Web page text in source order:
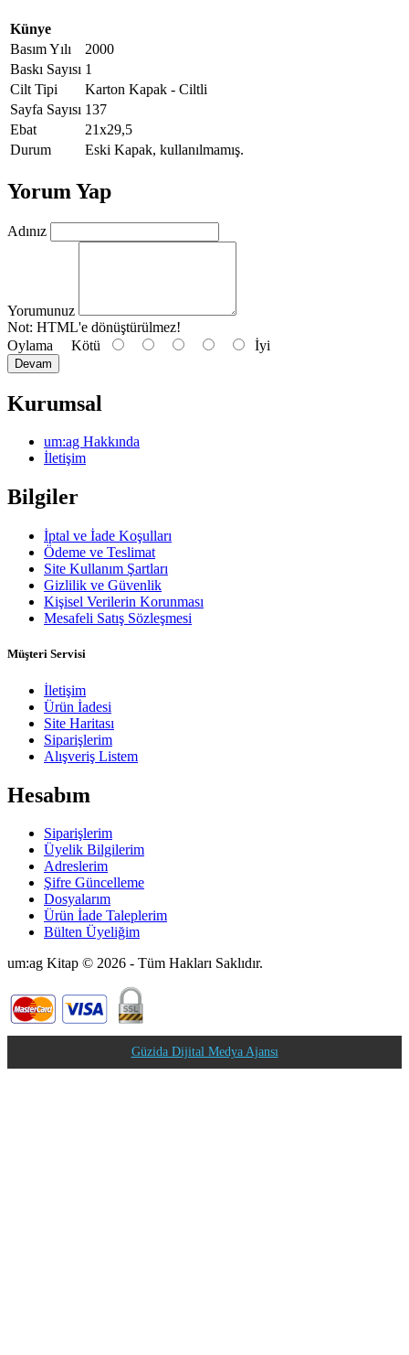
Künye
Basım Yılı
2000
Baskı Sayısı 1
Cilt Tipi
Karton Kapak - Ciltli
Sayfa Sayısı 137
Ebat
21x29,5
Durum
Eski Kapak, kullanılmamış.
Yorum Yap
Adınız
Yorumunuz
Not: HTML'e dönüştürülmez!
Oylama Kötü İyi
Devam
Kurumsal
um:ag Hakkında
İletişim
Bilgiler
İptal ve İade Koşulları
Ödeme ve Teslimat
Site Kullanım Şartları
Gizlilik ve Güvenlik
Kişisel Verilerin Korunması
Mesafeli Satış Sözleşmesi
Müşteri Servisi
İletişim
Ürün İadesi
Site Haritası
Siparişlerim
Alışveriş Listem
Hesabım
Siparişlerim
Üyelik Bilgilerim
Adreslerim
Şifre Güncelleme
Dosyalarım
Ürün İade Taleplerim
Bülten Üyeliğim
um:ag Kitap © 2026 - Tüm Hakları Saklıdır.
Güzida Dijital Medya Ajansı